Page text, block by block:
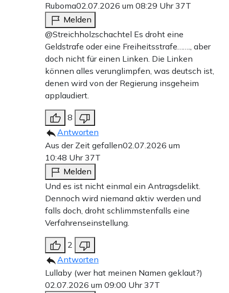
Ruboma02.07.2026 um 08:29 Uhr37T
Melden
@Streichholzschachtel Es droht eine
Geldstrafe oder eine Freiheitsstrafe……., aber
doch nicht für einen Linken. Die Linken
können alles verunglimpfen, was deutsch ist,
denen wird von der Regierung insgeheim
applaudiert.
8
Antworten
Aus der Zeit gefallen02.07.2026 um
10:48 Uhr37T
Melden
Und es ist nicht einmal ein Antragsdelikt.
Dennoch wird niemand aktiv werden und
falls doch, droht schlimmstenfalls eine
Verfahrenseinstellung.
2
Antworten
Lullaby (wer hat meinen Namen geklaut?)
02.07.2026 um 09:00 Uhr37T